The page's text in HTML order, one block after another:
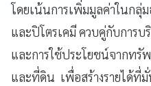
โดยเน้นการเพิ่มมูลค่าในกลุ่
และปิโตรเคมี ควบคู่กับการ
และการใช้ประโยชน์จากทรั
และที่ดิน เพื่อสร้างรายได้ที่มั่